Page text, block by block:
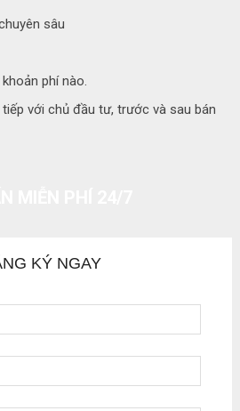
sâu
phí nào.
với chủ đầu tư, trước và sau bán
KÝ NGAY